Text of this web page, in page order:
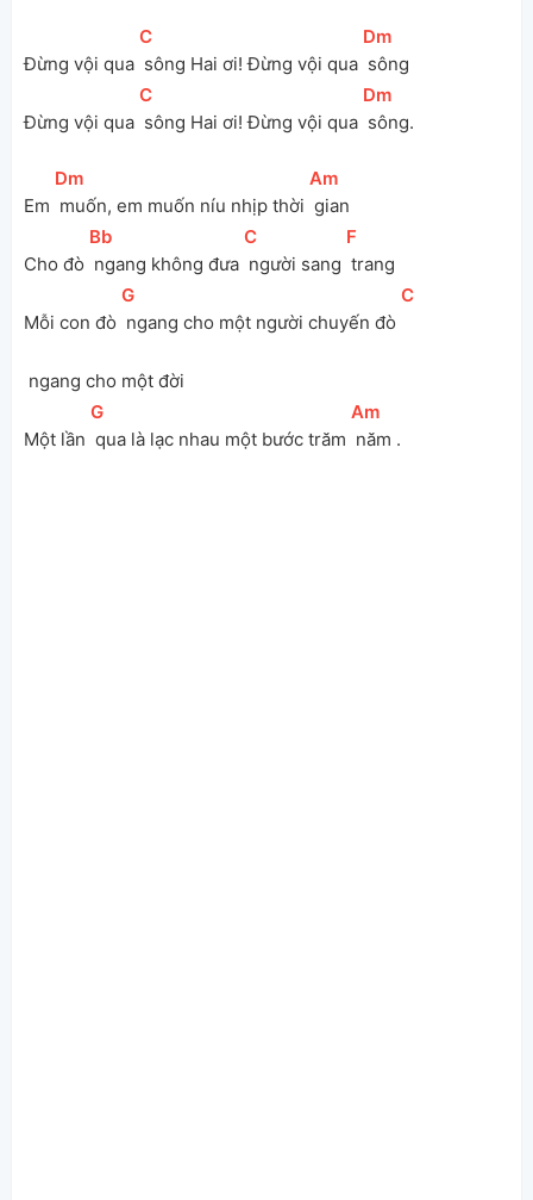
Đừng vội qua
[
C
sông Hai ơi! Đừng vội qua
[Dm
sông
Đừng vội qua
[
C
sông Hai ơi! Đừng vội qua
[Dm
sông.
Em
[Dm
muốn, em muốn níu nhịp thời
[
Am
gian
Cho đò
[Bb
ngang không đưa
[
C
người sang
[F
trang
Mỗi con đò
[
G
ngang cho một người chuyến đò
[
C
ngang cho một đời
Một lần
[
G
qua là lạc nhau một bước trăm
[
Am
năm .